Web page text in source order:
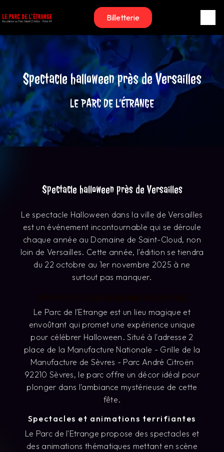
Billetterie
Spectacle halloween près de Versailles
LE PARC DE L’ÉTRANGE
Spectacle halloween près de Versailles
Le spectacle Halloween dans la ville de Versailles
est un événement incontournable qui se déroule
chaque année au Domaine de Saint-Cloud, non
loin de Versailles. Cette année, l'édition se tiendra
du 22 octobre au 1er novembre 2025 à ne
surtout pas manquer.
Le Parc de l'Etrange est un lieu magique et
envoûtant qui promet une expérience unique
pour célébrer Halloween. Situé à l'adresse 2
place de la Manufacture Nationale - Grille de la
Manufacture de Sèvres - Parc André Citroën
92210 Sèvres, le parc offre un décor idéal pour
plonger dans l'ambiance mystérieuse de cette
fête.
Spectacles et animations terrifiantes
Le Parc de l'Etrange propose des spectacles et
des animations thématiques mettant en scène
Panneau de gestion des cookies